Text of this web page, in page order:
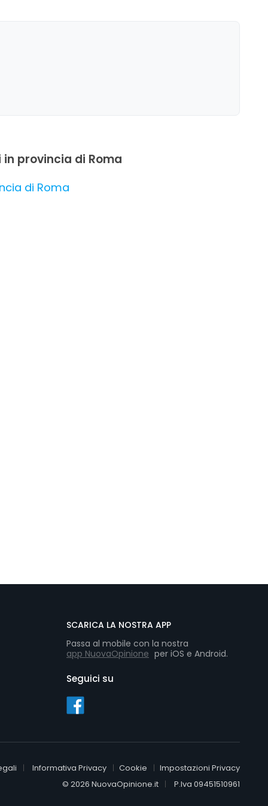
provincia di Roma
di Roma
SCARICA LA NOSTRA APP
Passa al mobile con la nostra
app NuovaOpinione per iOS e Android.
Seguici su
Informativa Privacy Cookie
Impostazioni Privacy
© 2026 NuovaOpinione.it
P.Iva 09451510961